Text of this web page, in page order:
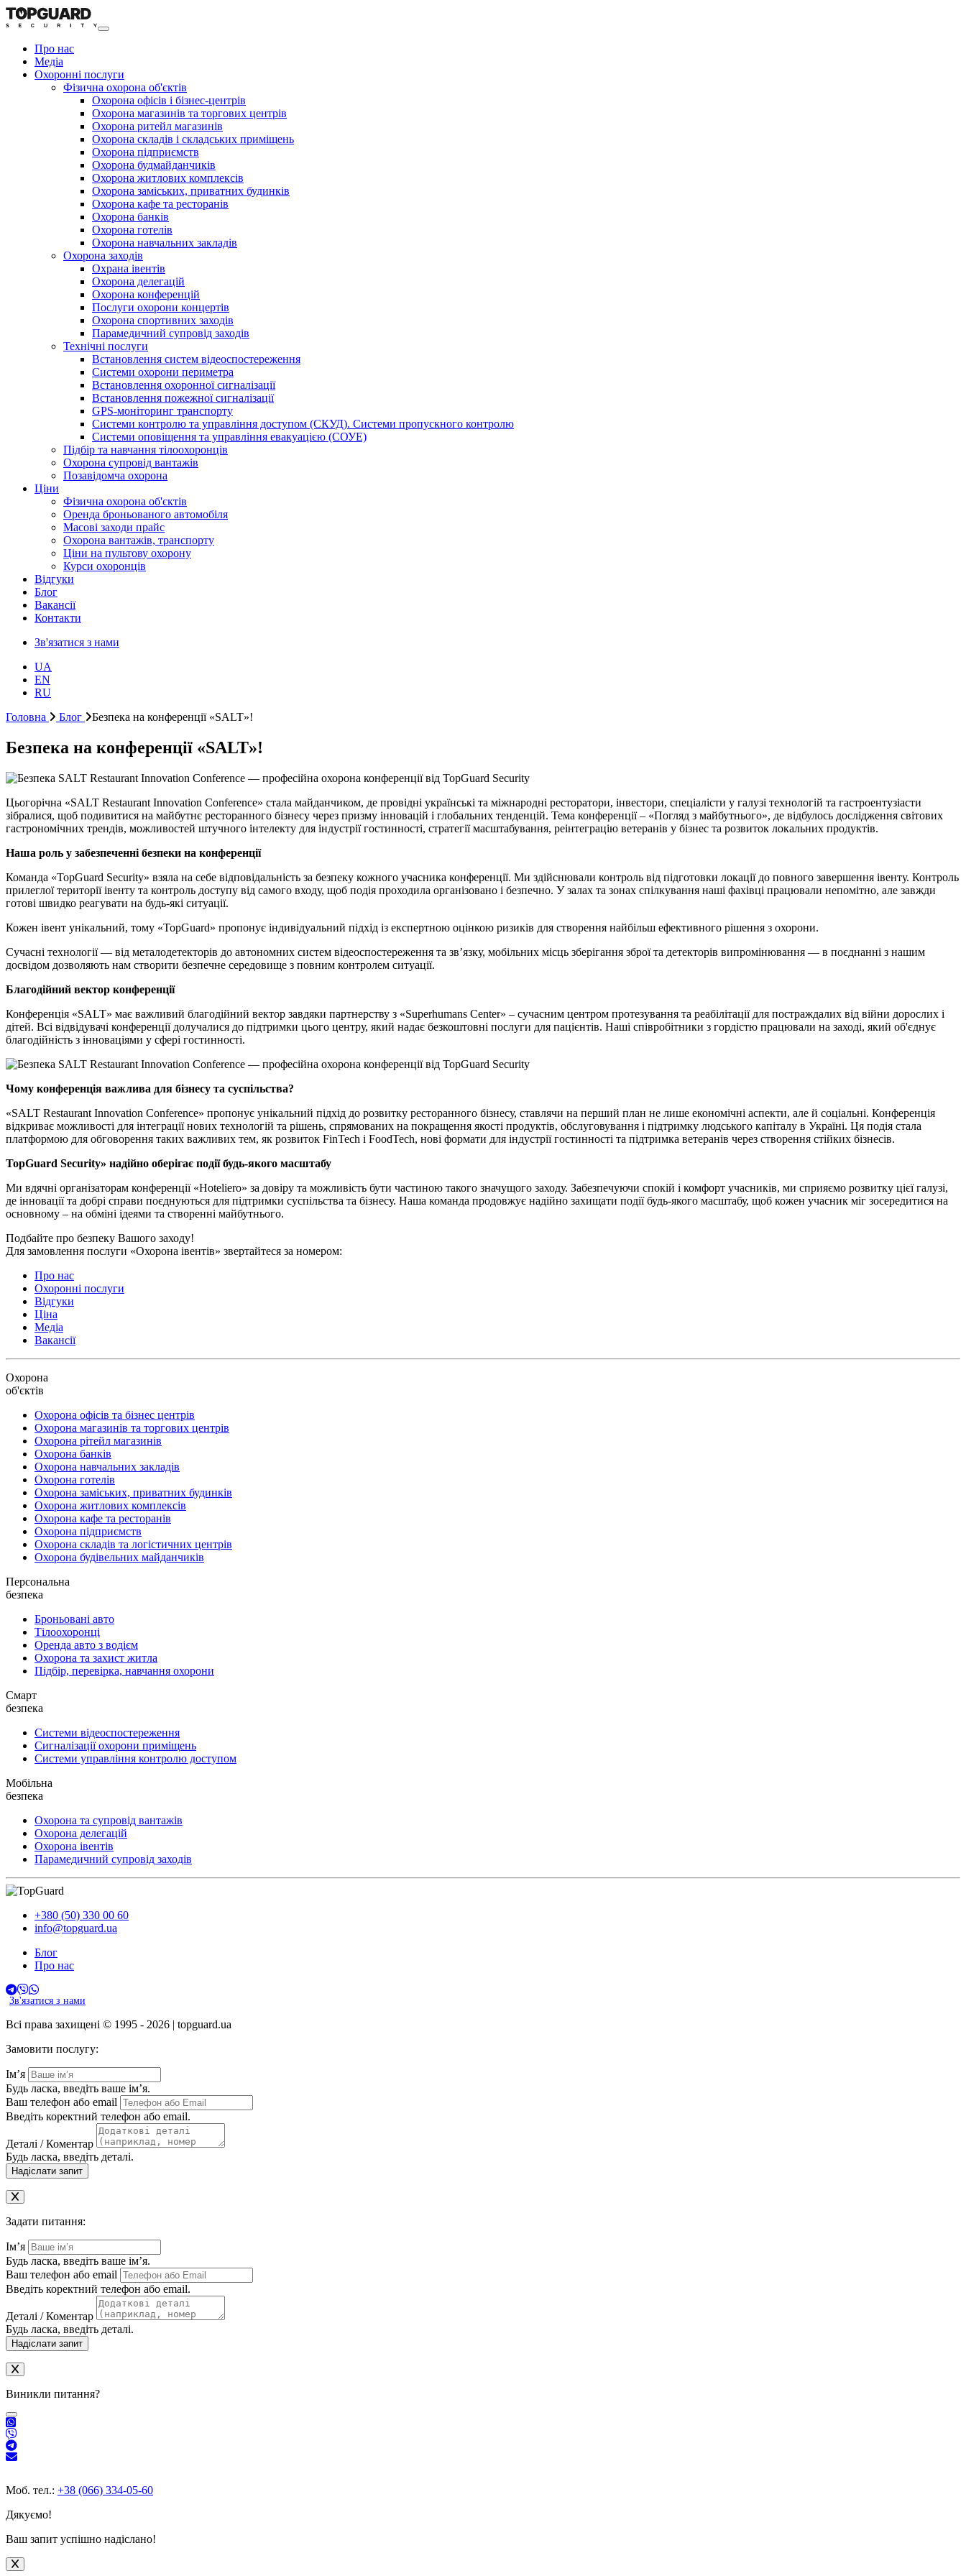
Про нас
Медіа
Охоронні послуги
Фізична охорона об'єктів
Охорона офісів і бізнес-центрів
Охорона магазинів та торгових центрів
Охорона ритейл магазинів
Охорона складів і складських приміщень
Охорона підприємств
Охорона будмайданчиків
Охорона житлових комплексів
Охорона заміських, приватних будинків
Охорона кафе та ресторанів
Охорона банків
Охорона готелів
Охорона навчальних закладів
Охорона заходів
Охрана івентів
Охорона делегацій
Охорона конференцій
Послуги охорони концертів
Охорона спортивних заходів
Парамедичний супровід заходів
Технічні послуги
Встановлення систем відеоспостереження
Системи охорони периметра
Встановлення охоронної сигналізації
Встановлення пожежної сигналізації
GPS-моніторинг транспорту
Системи контролю та управління доступом (СКУД). Системи пропускного контролю
Системи оповіщення та управління евакуацією (СОУЕ)
Підбір та навчання тілоохоронців
Охорона супровід вантажів
Позавідомча охорона
Ціни
Фізична охорона об'єктів
Оренда броньованого автомобіля
Масові заходи прайс
Охорона вантажів, транспорту
Ціни на пультову охорону
Курси охоронців
Відгуки
Блог
Ваканcії
Контакти
Зв'язатися з нами
UA
EN
RU
Головна
Блог Безпека на конференції «SALT»!
Безпека на конференції «SALT»!
Цьогорічна «SALT Restaurant Innovation Conference» стала майданчиком, де провідні українські та міжнародні ресторатори, інвестори, спеціалісти у галузі технологій та гастроентузіасти
зібралися, щоб подивитися на майбутнє ресторанного бізнесу через призму інновацій і глобальних тенденцій. Тема конференції – «Погляд з майбутнього», де відбулось дослідження світових
гастрономічних трендів, можливостей штучного інтелекту для індустрії гостинності, стратегії масштабування, реінтеграцію ветеранів у бізнес та розвиток локальних продуктів.
Наша роль у забезпеченні безпеки на конференції
Команда «TopGuard Security» взяла на себе відповідальність за безпеку кожного учасника конференції. Ми здійснювали контроль від підготовки локації до повного завершення івенту. Контроль
прилеглої території івенту та контроль доступу від самого входу, щоб подія проходила організовано і безпечно. У залах та зонах спілкування наші фахівці працювали непомітно, але завжди
готові швидко реагувати на будь-які ситуації.
Кожен івент унікальний, тому «TopGuard» пропонує індивідуальний підхід із експертною оцінкою ризиків для створення найбільш ефективного рішення з охорони.
Сучасні технології — від металодетекторів до автономних систем відеоспостереження та зв’язку, мобільних місць зберігання зброї та детекторів випромінювання — в поєднанні з нашим
досвідом дозволяють нам створити безпечне середовище з повним контролем ситуації.
Благодійний вектор конференції
Конференція «SALT» має важливий благодійний вектор завдяки партнерству з «Superhumans Center» – сучасним центром протезування та реабілітації для постраждалих від війни дорослих і
дітей. Всі відвідувачі конференції долучалися до підтримки цього центру, який надає безкоштовні послуги для пацієнтів. Наші співробітники з гордістю працювали на заході, який об'єднує
благодійність з інноваціями у сфері гостинності.
Чому конференція важлива для бізнесу та суспільства?
«SALT Restaurant Innovation Conference» пропонує унікальний підхід до розвитку ресторанного бізнесу, ставлячи на перший план не лише економічні аспекти, але й соціальні. Конференція
відкриває можливості для інтеграції нових технологій та рішень, спрямованих на покращення якості продуктів, обслуговування і підтримку людського капіталу в Україні. Ця подія стала
платформою для обговорення таких важливих тем, як розвиток FinTech і FoodTech, нові формати для індустрії гостинності та підтримка ветеранів через створення стійких бізнесів.
TopGuard Security» надійно оберігає події будь-якого масштабу
Ми вдячні організаторам конференції «Hoteliero» за довіру та можливість бути частиною такого значущого заходу. Забезпечуючи спокій і комфорт учасників, ми сприяємо розвитку цієї галузі,
де інновації та добрі справи поєднуються для підтримки суспільства та бізнесу. Наша команда продовжує надійно захищати події будь-якого масштабу, щоб кожен учасник міг зосередитися на
основному – на обміні ідеями та створенні майбутнього.
Подбайте про безпеку Вашого заходу!
Для замовлення послуги «Охорона івентів» звертайтеся за номером:
Про нас
Охоронні послуги
Відгуки
Ціна
Медіа
Вакансії
Охорона
об'єктів
Охорона офісів та бізнес центрів
Охорона магазинів та торгових центрів
Охорона рітейл магазинів
Охорона банків
Охорона навчальних закладів
Охорона готелів
Охорона заміських, приватних будинків
Охорона житлових комплексів
Охорона кафе та ресторанів
Охорона підприємств
Охорона складів та логістичних центрів
Охорона будівельних майданчиків
Персональна
безпека
Броньовані авто
Тілоохоронці
Оренда авто з водієм
Охорона та захист житла
Підбір, перевірка, навчання охорони
Смарт
безпека
Системи відеоспостереження
Сигналізації охорони приміщень
Системи управління контролю доступом
Мобільна
безпека
Охорона та супровід вантажів
Охорона делегацій
Охорона івентів
Парамедичний супровід заходів
+380 (50) 330 00 60
info@topguard.ua
Блог
Про нас
Зв'язатися з нами
Всі права захищені © 1995 - 2026 | topguard.ua
Замовити послугу:
Ім’я
Будь ласка, введіть ваше ім’я.
Ваш телефон або email
Введіть коректний телефон або email.
Деталі / Коментар
Будь ласка, введіть деталі.
Надіслати запит
Задати питання:
Ім’я
Будь ласка, введіть ваше ім’я.
Ваш телефон або email
Введіть коректний телефон або email.
Деталі / Коментар
Будь ласка, введіть деталі.
Надіслати запит
Виникли питання?
Моб. тел.: +38 (066) 334-05-60
Дякуємо!
Ваш запит успішно надіслано!